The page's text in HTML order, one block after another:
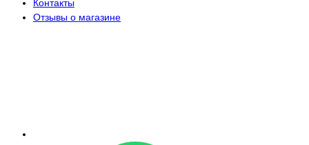
Контакты
Отзывы о магазине